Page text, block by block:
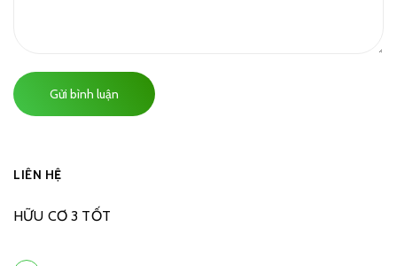
Gửi bình luận
LIÊN HỆ
HỮU CƠ 3 TỐT